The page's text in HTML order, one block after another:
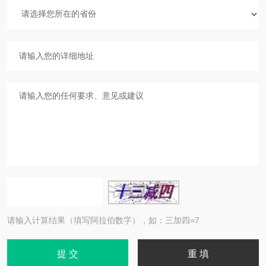
请输入计算结果（填写阿拉伯数字），如：三加四=7